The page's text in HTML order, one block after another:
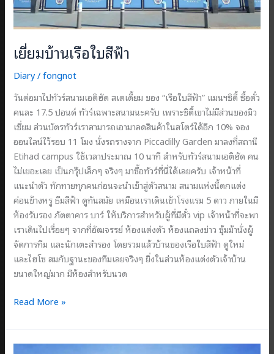
เยี่ยมบ้านเรือใบสีฟ้า
Diary/fongnot
วันต่อมาไปทัวร์สนามเอติฮัด สเตเดี้ยม ของ “เรือใบสีฟ้า” แมนฯซิตี้ ซื้อตั๋ว
คนละ 17.5 ปอนด์ ทัวร์เฉพาะสนามนะครับ เพราะซิตี้เขาไม่มีส่วนของมิว
เซี่ยม ส่วนบัตรทัวร์เราสามารถเอามาลดสินค้าในสโตร์ได้อีก 10% จอง
ออนไลน์ไว้รอบ 11 โมง นั่งรถรางจาก Piccadilly Garden มาลงที่สถานี
Etihad campus ใช้เวลาประมาณ 10 นาที สำหรับทัวร์สนามเอติฮัด คน
ไม่เยอะเลย เป็นกรุ๊ปเล็กๆ จริงๆ มาซื้อทัวร์ที่นี่ได้เลยครับ เจ้าหน้าที่
แนะนำตัว ทักทายทุกคนก่อนจะนำเข้าสู่ตัวสนาม สนามแห่งนี้ตกแต่ง
ค่อนข้างหรู ธีมสีฟ้า ดูทันสมัย เหมือนเราเดินเข้าโรงแรม 5 ดาว ภายในมี
ห้องรับรอง ภัตตาคาร บาร์ ให้บริการสำหรับผู้ที่มีตั๋ว vip เจ้าหน้าที่จะพา
เราเดินไปเรื่อยๆ จากที่อัฒจรรย์ ห้องแต่งตัว ห้องแถลงข่าว ซุ้มม้านั่งผู้
จัดการทีม และนักเตะสำรอง โดยรวมแล้วบ้านของเรือใบสีฟ้า ดูใหม่
และไฮโซ สมกับฐานะของทีมเลยจริงๆ ยิ่งในส่วนห้องแต่งตัวเจ้าบ้าน
ขนาดใหญ่มาก มีห้องสำหรับนวด
เยี่ยม
เรือ
ใบ
Read More »